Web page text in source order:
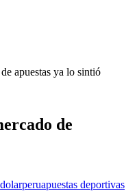
apuestas ya lo sintió
de
dolarperuapuestas deportivas